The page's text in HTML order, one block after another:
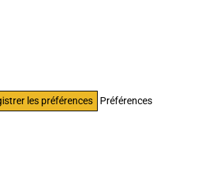
les préférences Préférences